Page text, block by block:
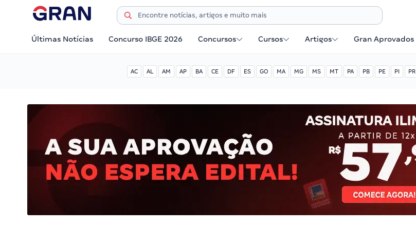
Últimas Notícias Concurso IBGE 2026 Concursos Cursos Artigos Gran Aprovados
AC AL AM AP BA CE DF ES GO MA MG MS MT PA PB PE PI PR